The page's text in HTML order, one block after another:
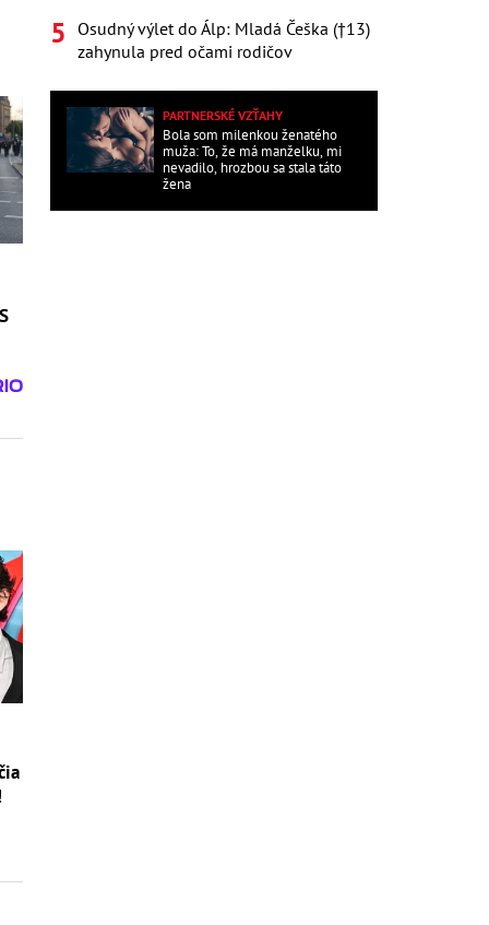
Osudný výlet do Álp: Mladá Češka (†13)
zahynula pred očami rodičov
PARTNERSKÉ VZŤAHY
Bola som milenkou ženatého
muža: To, že má manželku, mi
nevadilo, hrozbou sa stala táto
žena